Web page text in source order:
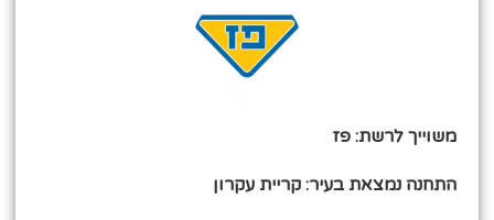
משוייך לרשת: פז
התחנה נמצאת בעיר: קריית עקרון